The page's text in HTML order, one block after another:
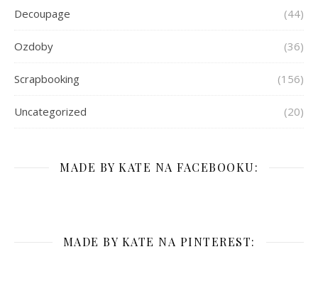
Decoupage (44)
Ozdoby (36)
Scrapbooking (156)
Uncategorized (20)
MADE BY KATE NA FACEBOOKU:
MADE BY KATE NA PINTEREST: